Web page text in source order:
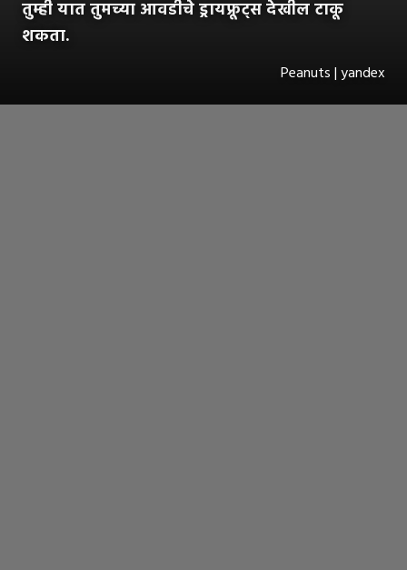
तुम्ही यात तुमच्या आवडीचे ड्रायफ्रूट्स देखील टाकू
शकता.
Peanuts | yandex